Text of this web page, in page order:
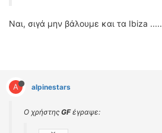
Ναι, σιγά μην βάλουμε και τα Ibiza .....
A alpinestars
Ο χρήστης GFέγραψε: